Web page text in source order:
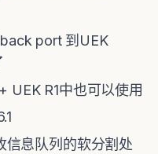
port 到UEK
UEK R1中也可以使用
信息队列的软分割处